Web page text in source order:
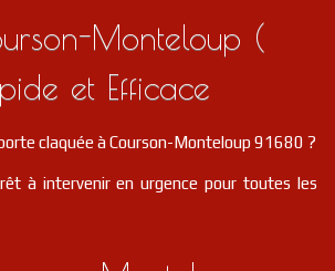
Monteloup (
et Efficace
claquée à Courson-Monteloup 91680 ?
à intervenir en urgence pour toutes les